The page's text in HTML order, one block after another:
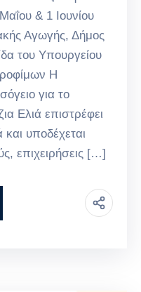
& 1 Ιουνίου
Αγωγής, Δήμος
του Υπουργείου
Η
για το
Ελιά επιστρέφει
και υποδέχεται
επιχειρήσεις […]